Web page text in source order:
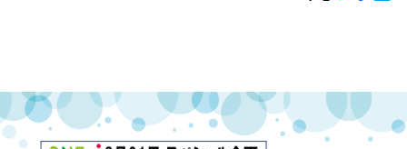
お知らせ
イベント・グッズ